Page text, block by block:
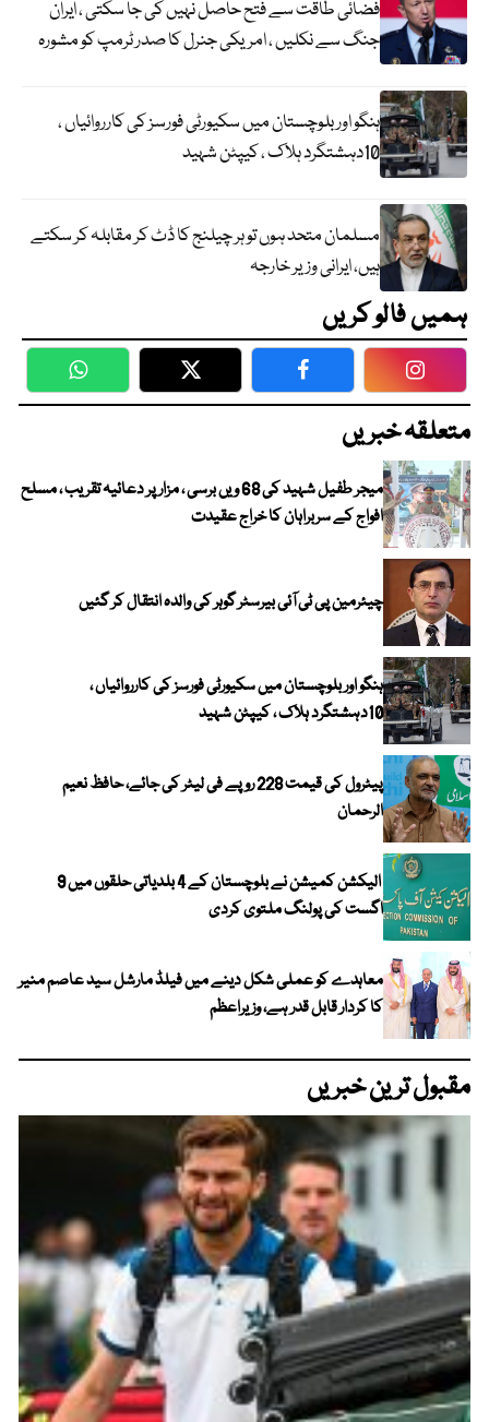
فضائی طاقت سے فتح حاصل نہیں کی جا سکتی ، ایران
جنگ سے نکلیں ، امریکی جنرل کا صدر ٹرمپ کو مشورہ
ہنگو اور بلوچستان میں سکیورٹی فورسز کی کارروائیاں ،
10دہشتگرد ہلاک ، کیپٹن شہید
مسلمان متحد ہوں تو ہر چیلنج کا ڈٹ کر مقابلہ کر سکتے
ہیں، ایرانی وزیر خارجہ
ہمیں فالو کریں
WhatsApp Twitter Facebook
متعلقہ خبریں
میجر طفیل شہید کی 68 ویں برسی ، مزار پر دعائیہ تقریب ، مسلح
افواج کے سربراہان کا خراج عقیدت
چیئرمین پی ٹی آئی بیرسٹر گوہر کی والدہ انتقال کر گئیں
ہنگو اور بلوچستان میں سکیورٹی فورسز کی کارروائیاں ،
10دہشتگرد ہلاک ، کیپٹن شہید
پیٹرول کی قیمت 228 روپے فی لیٹر کی جائے، حافظ نعیم
الرحمان
الیکشن کمیشن نے بلوچستان کے 4 بلدیاتی حلقوں میں 9
اگست کی پولنگ ملتوی کردی
معاہدے کو عملی شکل دینے میں فیلڈ مارشل سید عاصم منیر
کا کردار قابل قدر ہے، وزیراعظم
مقبول ترین خبریں